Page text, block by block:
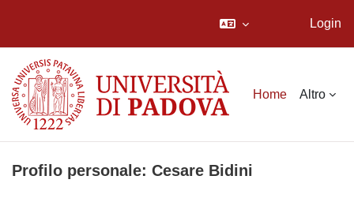
Login
Home Altro
Profilo personale: Cesare Bidini